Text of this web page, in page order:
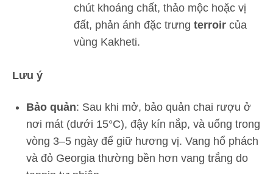
chút khoáng chất, thảo mộc hoặc vị
đất, phản ánh đặc trưng terroircủa
vùng Kakheti.
Lưu ý
Bảo quản: Sau khi mở, bảo quản chai rượu ở
nơi mát (dưới 15°C), đậy kín nắp, và uống trong
vòng 3–5 ngày để giữ hương vị. Vang hổ phách
và đỏ Georgia thường bền hơn vang trắng do